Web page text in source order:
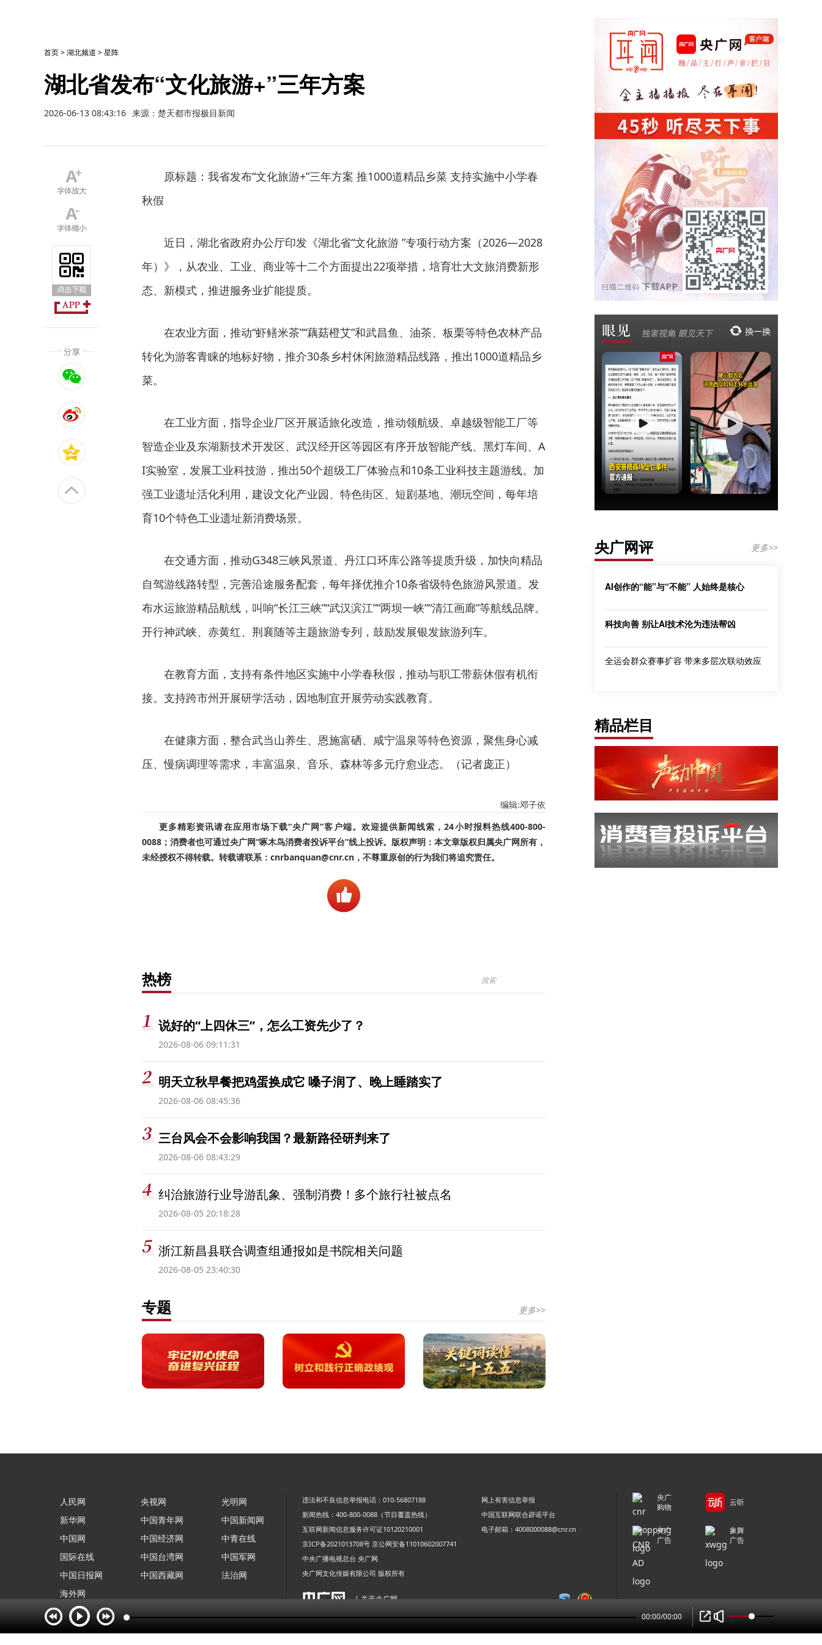
首页>湖北频道 >星阵
湖北省发布“文化旅游+”三年方案
2026-06-13 08:43:16 来源：楚天都市报极目新闻
原标题：我省发布“文化旅游+”三年方案 推1000道精品乡菜 支持实施中小学春
秋假
近日，湖北省政府办公厅印发《湖北省“文化旅游 ”专项行动方案（2026—2028
年）》，从农业、工业、商业等十二个方面提出22项举措，培育壮大文旅消费新形
态、新模式，推进服务业扩能提质。
在农业方面，推动“虾鳝米茶”“藕菇橙艾”和武昌鱼、油茶、板栗等特色农林产品
转化为游客青睐的地标好物，推介30条乡村休闲旅游精品线路，推出1000道精品乡
菜。
在工业方面，指导企业厂区开展适旅化改造，推动领航级、卓越级智能工厂等
智造企业及东湖新技术开发区、武汉经开区等园区有序开放智能产线、黑灯车间、A
I实验室，发展工业科技游，推出50个超级工厂体验点和10条工业科技主题游线。加
强工业遗址活化利用，建设文化产业园、特色街区、短剧基地、潮玩空间，每年培
育10个特色工业遗址新消费场景。
在交通方面，推动G348三峡风景道、丹江口环库公路等提质升级，加快向精品
自驾游线路转型，完善沿途服务配套，每年择优推介10条省级特色旅游风景道。发
布水运旅游精品航线，叫响“长江三峡”“武汉滨江”“两坝一峡”“清江画廊”等航线品牌。
开行神武峡、赤黄红、荆襄随等主题旅游专列，鼓励发展银发旅游列车。
在教育方面，支持有条件地区实施中小学春秋假，推动与职工带薪休假有机衔
接。支持跨市州开展研学活动，因地制宜开展劳动实践教育。
在健康方面，整合武当山养生、恩施富硒、咸宁温泉等特色资源，聚焦身心减
压、慢病调理等需求，丰富温泉、音乐、森林等多元疗愈业态。（记者庞正）
编辑:邓子依
更多精彩资讯请在应用市场下载“央广网”客户端。欢迎提供新闻线索，24小时报料热线400-800-
0088；消费者也可通过央广网“啄木鸟消费者投诉平台”线上投诉。版权声明：本文章版权归属央广网所有，
未经授权不得转载。转载请联系：cnrbanquan@cnr.cn，不尊重原创的行为我们将追究责任。
热榜
说好的“上四休三”，怎么工资先少了？
2026-08-06 09:11:31
明天立秋早餐把鸡蛋换成它 嗓子润了、晚上睡踏实了
2026-08-06 08:45:36
三台风会不会影响我国？最新路径研判来了
2026-08-06 08:43:29
纠治旅游行业导游乱象、强制消费！多个旅行社被点名
2026-08-05 20:18:28
浙江新昌县联合调查组通报如是书院相关问题
2026-08-05 23:40:30
专题 更多>>
央广网评 更多>>
AI创作的“能”与“不能” 人始终是核心
科技向善 别让AI技术沦为违法帮凶
全运会群众赛事扩容 带来多层次联动效应
精品栏目
人民网
新华网
中国网
国际在线
中国日报网
海外网
央视网
中国青年网
中国经济网
中国台湾网
中国西藏网
光明网
中国新闻网
中青在线
中国军网
法治网
违法和不良信息举报电话：010-56807188
网上有害信息举报
新闻热线：400-800-0088（节目覆盖热线）
中国互联网联合辟谣平台
互联网新闻信息服务许可证10120210001
电子邮箱：4008000088@cnr.cn
京ICP备2021013708号 京公网安备11010602007741
中央广播电视总台 央广网
央广网文化传媒有限公司 版权所有
| 关于央广网
央广
购物
云听
央广
广告
象舞
广告
00:00/00:00